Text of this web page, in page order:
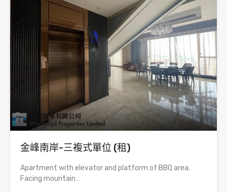
金峰南岸-三複式單位 (租)
Apartment with elevator and platform of BBQ area.
Facing mountain…